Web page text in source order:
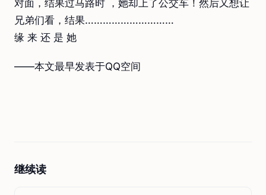
对面，结果过马路时 ，她却上了公交车！然后又想让
兄弟们看，结果…………………………
缘 来 还 是 她
——本文最早发表于QQ空间
继续读